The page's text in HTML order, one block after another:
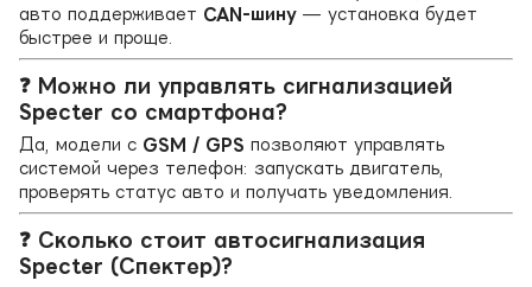
авто поддерживает CAN-шину — установка будет
быстрее и проще.
❓ Можно ли управлять сигнализацией
Specter со смартфона?
Да, модели с GSM / GPS позволяют управлять
системой через телефон: запускать двигатель,
проверять статус авто и получать уведомления.
❓ Сколько стоит автосигнализация
Specter (Спектер)?